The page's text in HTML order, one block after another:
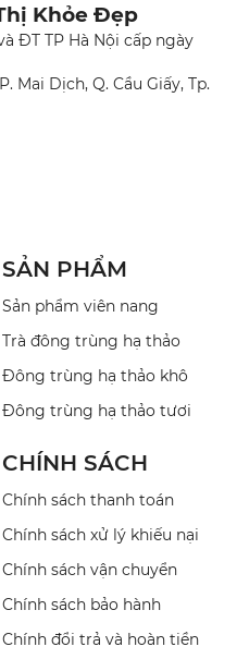
Khỏe Đẹp
ĐT TP Hà Nội cấp ngày
Mai Dịch, Q. Cầu Giấy, Tp.
SẢN PHẨM
Sản phẩm viên nang
Trà đông trùng hạ thảo
Đông trùng hạ thảo khô
Đông trùng hạ thảo tươi
CHÍNH SÁCH
Chính sách thanh toán
Chính sách xử lý khiếu nại
Chính sách vận chuyển
Chính sách bảo hành
Chính đổi trả và hoàn tiền